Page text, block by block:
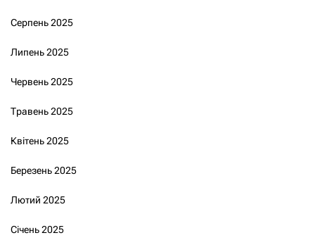
Серпень 2025
Липень 2025
Червень 2025
Травень 2025
Квітень 2025
Березень 2025
Лютий 2025
Січень 2025